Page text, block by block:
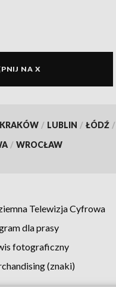
NA X
KRAKÓW / LUBLIN / ŁÓDŹ /
/ WROCŁAW
Telewizja Cyfrowa
dla prasy
fotograficzny
(znaki)